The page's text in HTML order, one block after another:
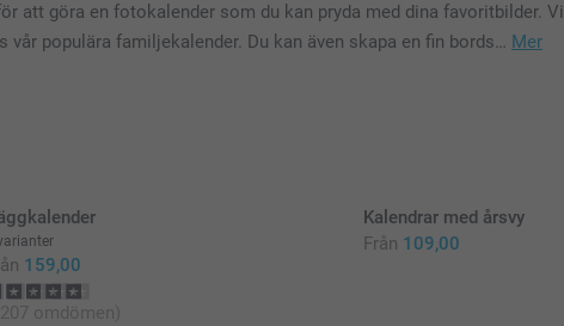
att göra en fotokalender som du kan pryda med dina favoritbilder. Vi
populära familjekalender. Du kan även skapa en fin bords… Mer
159,00
omdömen)
Kalendrar med årsvy
Från 109,00